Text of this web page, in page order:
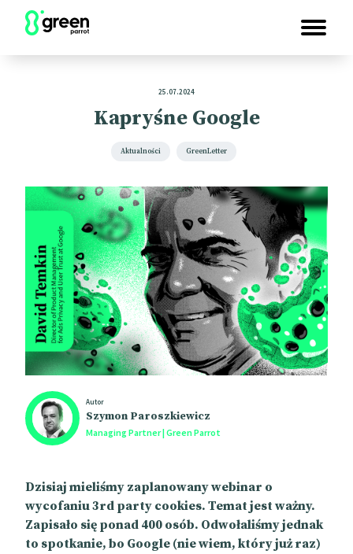
25.07.2024
Kapryśne Google
Aktualności GreenLetter
Autor
Szymon Paroszkiewicz
Managing Partner | Green Parrot
Dzisiaj mieliśmy zaplanowany webinar o
wycofaniu 3rd party cookies. Temat jest ważny.
Zapisało się ponad 400 osób. Odwołaliśmy jednak
to spotkanie, bo Google (nie wiem, który już raz)